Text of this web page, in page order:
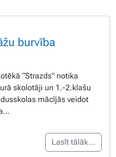
burvība
“Strazds” notika
skolotāji un 1.-2.klašu
mācījās veidot
Lasīt tālāk…